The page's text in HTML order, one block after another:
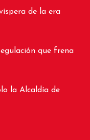
de la era
que frena
la Alcaldía de